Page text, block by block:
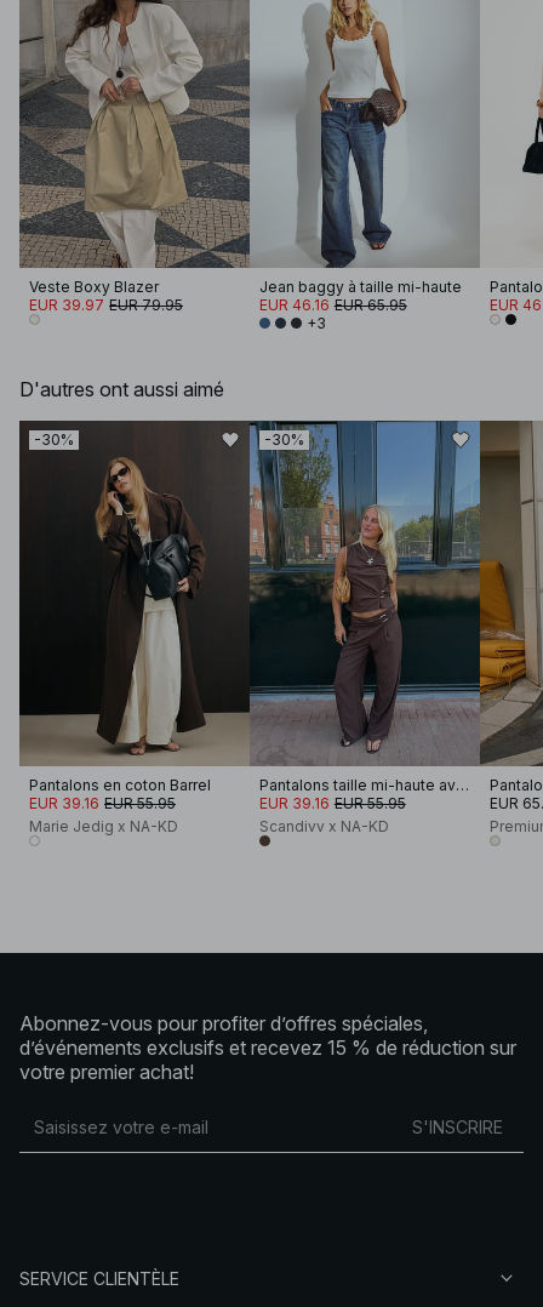
Veste Boxy Blazer
EUR 39.97 EUR 79.95
Jean baggy à taille mi-haute
EUR 46.16 EUR 65.95
+3
EUR
D'autres ont aussi aimé
-30%
Pantalons en coton Barrel
EUR 39.16 EUR 55.95
Marie Jedig x NA-KD
-30%
Pantalons taille mi-haute avec détail de boucle
EUR 39.16 EUR 55.95
Scandivv x NA-KD
EUR
Abonnez-vous pour profiter d’offres spéciales,
d’événements exclusifs et recevez 15 % de réduction sur
votre premier achat!
S'INSCRIRE
SERVICE CLIENTÈLE